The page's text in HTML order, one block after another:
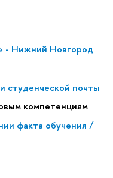
- Нижний Новгород
студенческой почты
компетенциям
факта обучения /